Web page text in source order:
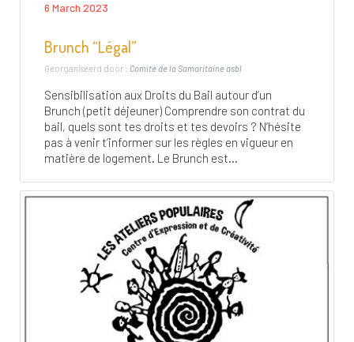
6 March 2023
Brunch “Légal”
Georganiseerd door : Comité de la Samaritaine asbl
Sensibilisation aux Droits du Bail autour d’un
Brunch (petit déjeuner) Comprendre son contrat du
bail, quels sont tes droits et tes devoirs ? N’hésite
pas à venir t’informer sur les règles en vigueur en
matière de logement. Le Brunch est...